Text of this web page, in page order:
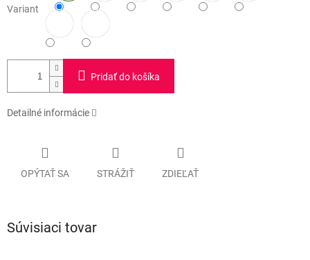
Variant
Pridať do košíka
Detailné informácie
OPÝTAŤ SA STRÁŽIŤ ZDIEĽAŤ
Súvisiaci tovar